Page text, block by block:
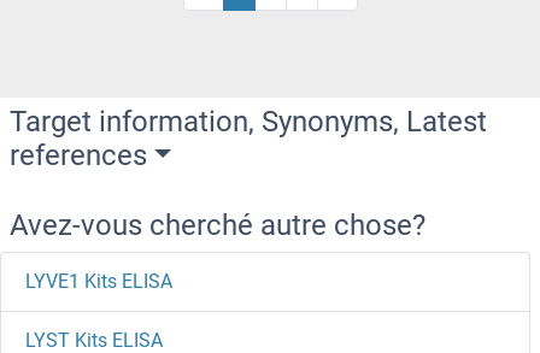
Target information, Synonyms, Latest
references
Avez-vous cherché autre chose?
LYVE1 Kits ELISA
LYST Kits ELISA